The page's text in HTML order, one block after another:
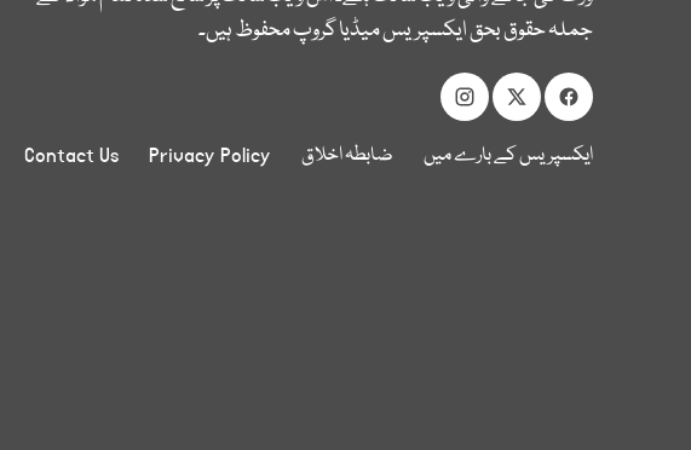
جملہ حقوق بحق ایکسپریس میڈیا گروپ محفوظ ہیں۔
ایکسپریس کے بارے میں ضابطہ اخلاق Privacy Policy
Contact Us